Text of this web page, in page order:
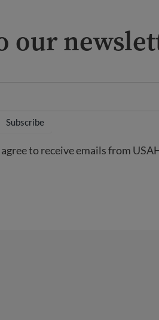
our
to receive emails from